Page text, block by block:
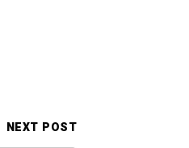
NEXT POST